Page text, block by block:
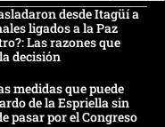
desde Itagüí a
ligados a la Paz
Las razones que
decisión
medidas que puede
de la Espriella sin
pasar por el Congreso